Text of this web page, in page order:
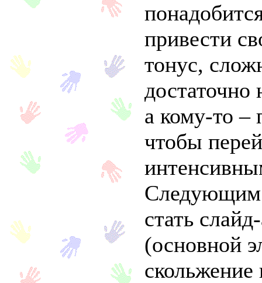
привести
тонус,
достаточно
а кому-то –
чтобы
стать
(основной
скольжение